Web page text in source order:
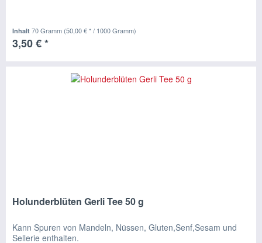
Inhalt70 Gramm (50,00 € * / 1000 Gramm)
3,50 € *
Holunderblüten Gerli Tee 50 g
Kann Spuren von Mandeln, Nüssen, Gluten,Senf,Sesam und
Sellerie enthalten.